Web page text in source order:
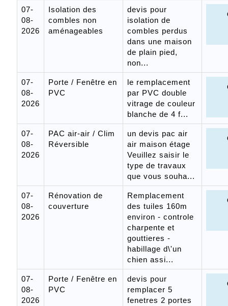
07-
08-
2026
Isolation des
combles non
aménageables
devis pour
isolation de
combles perdus
dans une maison
de plain pied,
non...
07-
08-
2026
Porte / Fenêtre en
PVC
le remplacement
par PVC double
vitrage de couleur
blanche de 4 f...
07-
08-
2026
PAC air-air / Clim
Réversible
un devis pac air
air maison étage
Veuillez saisir le
type de travaux
que vous souha...
07-
08-
2026
Rénovation de
couverture
Remplacement
des tuiles 160m
environ - controle
charpente et
gouttieres -
habillage d\'un
chien assi...
07-
08-
2026
Porte / Fenêtre en
PVC
devis pour
remplacer 5
fenetres 2 portes